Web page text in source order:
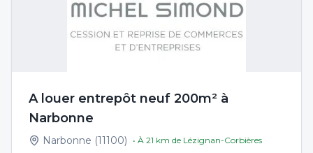
A louer entrepôt neuf 200m² à
Narbonne
Narbonne (11100) • À 21 km de Lézignan-Corbières